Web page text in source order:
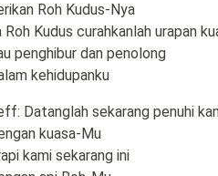
Roh Kudus-Nya
Roh Kudus curahkanlah urapan
penghibur dan penolong
kehidupanku
Datanglah sekarang penuhi
kuasa-Mu
kami sekarang ini